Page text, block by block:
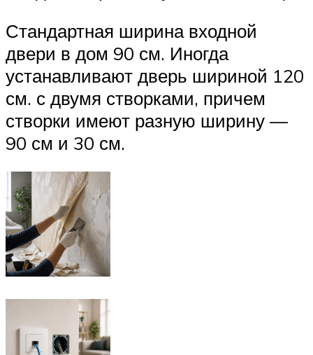
Стандартная ширина входной
двери в дом 90 см. Иногда
устанавливают дверь шириной 120
см. с двумя створками, причем
створки имеют разную ширину —
90 см и 30 см.